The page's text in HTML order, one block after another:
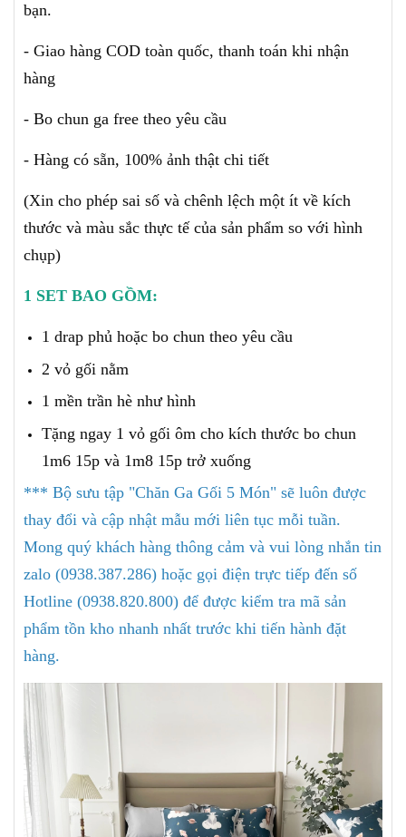
bạn.
- Giao hàng COD toàn quốc, thanh toán khi nhận
hàng
- Bo chun ga free theo yêu cầu
- Hàng có sẵn, 100% ảnh thật chi tiết
(Xin cho phép sai số và chênh lệch một ít về kích
thước và màu sắc thực tế của sản phẩm so với hình
chụp)
1 SET BAO GỒM:
1 drap phủ hoặc bo chun theo yêu cầu
2 vỏ gối nằm
1 mền trần hè như hình
Tặng ngay 1 vỏ gối ôm cho kích thước bo chun
1m6 15p và 1m8 15p trở xuống
*** Bộ sưu tập "Chăn Ga Gối 5 Món" sẽ luôn được
thay đổi và cập nhật mẫu mới liên tục mỗi tuần.
Mong quý khách hàng thông cảm và vui lòng nhắn tin
zalo (0938.387.286) hoặc gọi điện trực tiếp đến số
Hotline (0938.820.800) để được kiểm tra mã sản
phẩm tồn kho nhanh nhất trước khi tiến hành đặt
hàng.